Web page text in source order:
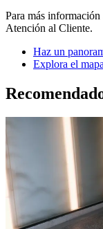
Para más
Atención al Cliente.
Haz un
Explora el mapa